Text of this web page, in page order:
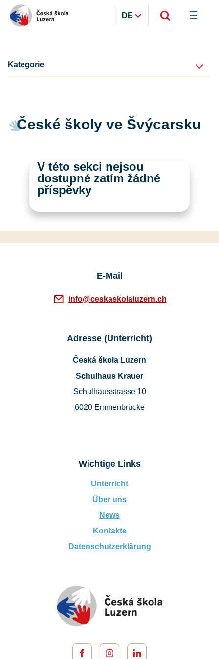
DE
České školy ve Švýcarsku
V této sekci nejsou
dostupné zatím žádné
příspěvky
Kategorie
E-Mail
info@ceskaskolaluzern.ch
Adresse (Unterricht)
Česká škola Luzern
Schulhaus Krauer
Schulhausstrasse 10
6020 Emmenbrücke
Wichtige Links
Unterricht
Über uns
News
Kontakte
Datenschutzerklärung